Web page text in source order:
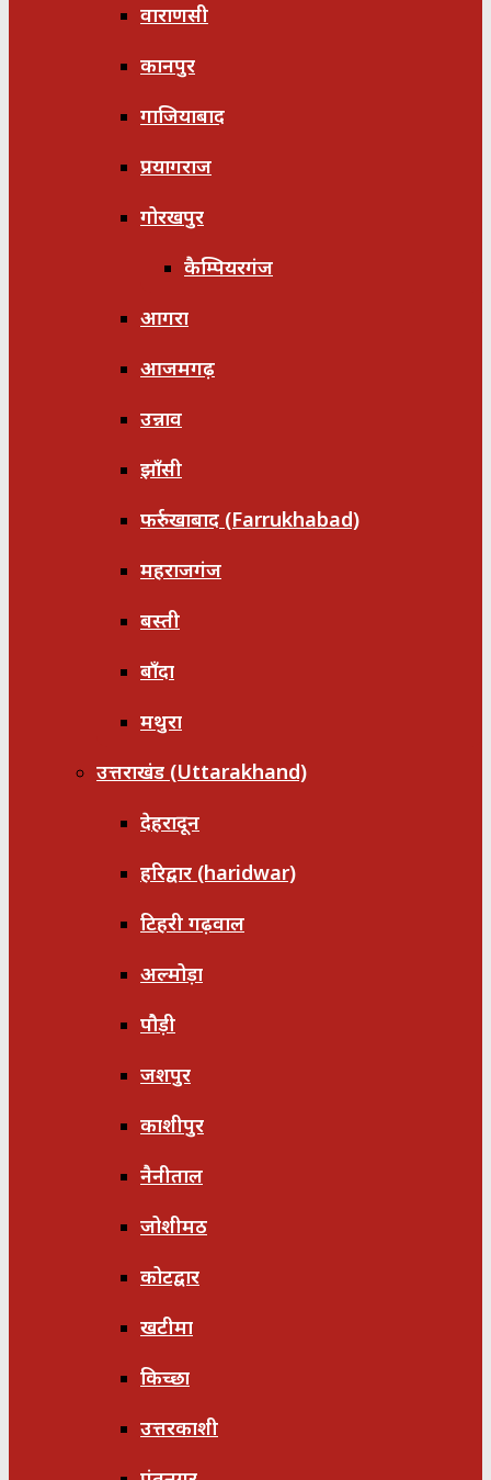
वाराणसी
कानपुर
गाजियाबाद
प्रयागराज
गोरखपुर
कैम्पियरगंज
आगरा
आजमगढ़
उन्नाव
झाँसी
फर्रुखाबाद (Farrukhabad)
महराजगंज
बस्ती
बाँदा
मथुरा
उत्तराखंड (Uttarakhand)
देहरादून
हरिद्वार (haridwar)
टिहरी गढ़वाल
अल्मोड़ा
पौड़ी
जशपुर
काशीपुर
नैनीताल
जोशीमठ
कोटद्वार
खटीमा
किच्छा
उत्तरकाशी